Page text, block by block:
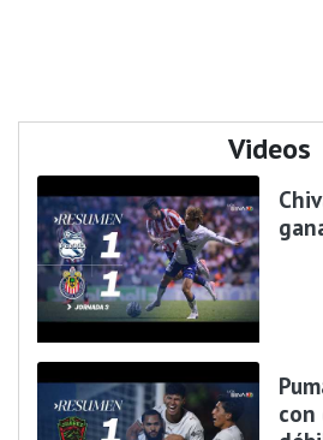
Videos
con